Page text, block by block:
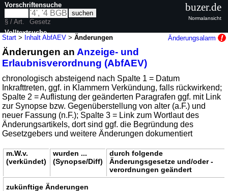
Start > Inhalt AbfAEV >Änderungen Änderungsalarm
Änderungen an Anzeige- und
Erlaubnisverordnung (AbfAEV)
chronologisch absteigend nach Spalte 1 = Datum
Inkrafttreten, ggf. in Klammern Verkündung, falls rückwirkend;
Spalte 2 = Auflistung der geänderten Paragrafen ggf. mit Link
zur Synopse bzw. Gegenüberstellung von alter (a.F.) und
neuer Fassung (n.F.); Spalte 3 = Link zum Wortlaut des
Änderungsartikels, dort sind ggf. die Begründung des
Gesetzgebers und weitere Änderungen dokumentiert
m.W.v.
(verkündet)
wurden ...
(Synopse/Diff)
durch folgende
Änderungsgesetze und/oder -
verordnungen geändert
zukünftige Änderungen
Vorschriftensuche
§ / Art.
Gesetz
Volltextsuche
nur in AbfAEV
buzer.de
Normalansicht